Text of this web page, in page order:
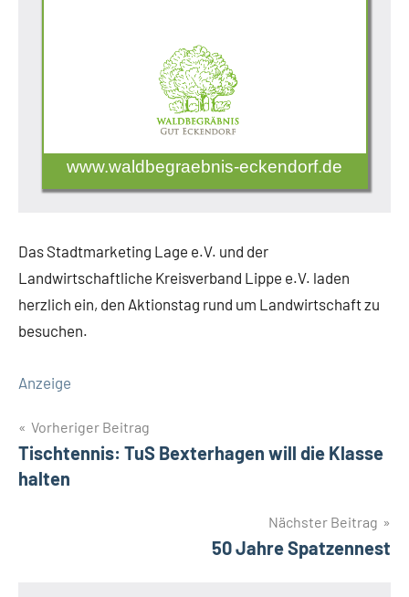
www.waldbegraebnis-eckendorf.de
Das Stadtmarketing Lage e.V. und der
Landwirtschaftliche Kreisverband Lippe e.V. laden
herzlich ein, den Aktionstag rund um Landwirtschaft zu
besuchen.
Anzeige
Beitragsnavigation
Vorheriger Beitrag
Tischtennis: TuS Bexterhagen will die Klasse
halten
Nächster Beitrag
50 Jahre Spatzennest